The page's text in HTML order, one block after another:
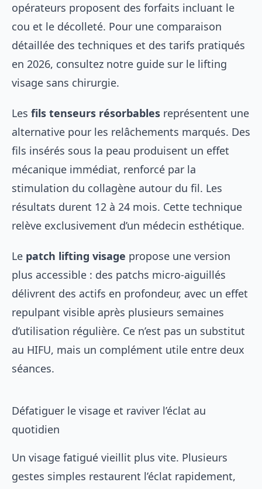
opérateurs proposent des forfaits incluant le
cou et le décolleté. Pour une comparaison
détaillée des techniques et des tarifs pratiqués
en 2026, consultez notre guide sur le lifting
visage sans chirurgie.
Les fils tenseurs résorbables représentent une
alternative pour les relâchements marqués. Des
fils insérés sous la peau produisent un effet
mécanique immédiat, renforcé par la
stimulation du collagène autour du fil. Les
résultats durent 12 à 24 mois. Cette technique
relève exclusivement d’un médecin esthétique.
Le patch lifting visage propose une version
plus accessible : des patchs micro-aiguillés
délivrent des actifs en profondeur, avec un effet
repulpant visible après plusieurs semaines
d’utilisation régulière. Ce n’est pas un substitut
au HIFU, mais un complément utile entre deux
séances.
Défatiguer le visage et raviver l’éclat au
quotidien
Un visage fatigué vieillit plus vite. Plusieurs
gestes simples restaurent l’éclat rapidement,